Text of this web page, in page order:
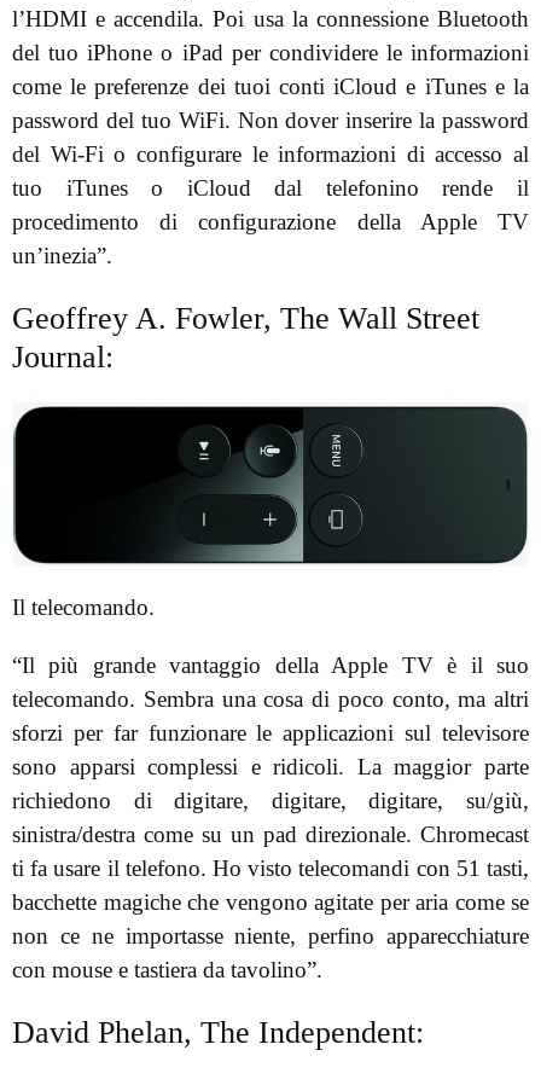
l’HDMI e accendila. Poi usa la connessione Bluetooth
del tuo iPhone o iPad per condividere le informazioni
come le preferenze dei tuoi conti iCloud e iTunes e la
password del tuo WiFi. Non dover inserire la password
del Wi-Fi o configurare le informazioni di accesso al
tuo iTunes o iCloud dal telefonino rende il
procedimento di configurazione della Apple TV
un’inezia”.
Geoffrey A. Fowler, The Wall Street
Journal:
Il telecomando.
“Il più grande vantaggio della Apple TV è il suo
telecomando. Sembra una cosa di poco conto, ma altri
sforzi per far funzionare le applicazioni sul televisore
sono apparsi complessi e ridicoli. La maggior parte
richiedono di digitare, digitare, digitare, su/giù,
sinistra/destra come su un pad direzionale. Chromecast
ti fa usare il telefono. Ho visto telecomandi con 51 tasti,
bacchette magiche che vengono agitate per aria come se
non ce ne importasse niente, perfino apparecchiature
con mouse e tastiera da tavolino”.
David Phelan, The Independent: